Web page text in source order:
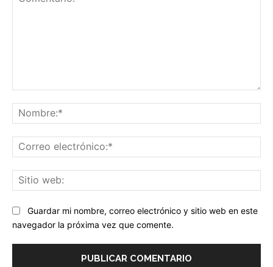
Guardar mi nombre, correo electrónico y sitio web en este
navegador la próxima vez que comente.